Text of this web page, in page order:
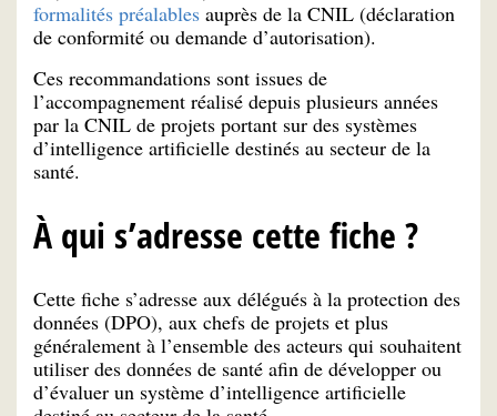
formalités préalables auprès de la CNIL (déclaration
de conformité ou demande d’autorisation).
Ces recommandations sont issues de
l’accompagnement réalisé depuis plusieurs années
par la CNIL de projets portant sur des systèmes
d’intelligence artificielle destinés au secteur de la
santé.
À qui s’adresse cette fiche ?
Cette fiche s’adresse aux délégués à la protection des
données (DPO), aux chefs de projets et plus
généralement à l’ensemble des acteurs qui souhaitent
utiliser des données de santé afin de développer ou
d’évaluer un système d’intelligence artificielle